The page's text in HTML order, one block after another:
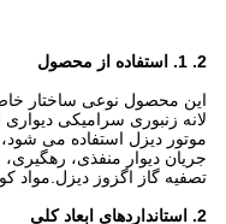
2. 1. استفاده از محصول
این محصول نوعی ساختار
لانه زنبوری سرامیکی
موتور دیزل استفاده می شود،
جریان دیوار منفذی،
تصفیه گاز اگزوز دیزل.مواد
2. استانداردهای ابعاد کلی